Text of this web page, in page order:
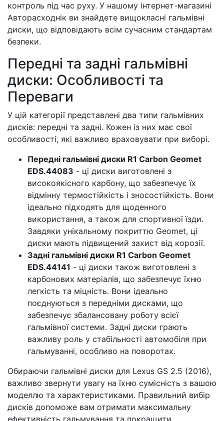
контроль під час руху. У нашому інтернет-магазині
Авторасходнік ви знайдете вищокласні гальмівні
диски, що відповідають всім сучасним стандартам
безпеки.
Передні та задні гальмівні
диски: Особливості та
Переваги
У цій категорії представлені два типи гальмівних
дисків: передні та задні. Кожен із них має свої
особливості, які важливо враховувати при виборі.
Передні гальмівні диски R1 Carbon Geomet
EDS.44083 - ці диски виготовлені з
високоякісного карбону, що забезпечує їх
відмінну термостійкість і зносостійкість. Вони
ідеально підходять для щоденного
використання, а також для спортивної їзди.
Завдяки унікальному покриттю Geomet, ці
диски мають підвищений захист від корозії.
Задні гальмівні диски R1 Carbon Geomet
EDS.44141 - ці диски також виготовлені з
карбонових матеріалів, що забезпечує їхню
легкість та міцність. Вони ідеально
поєднуються з передніми дисками, що
забезпечує збалансовану роботу всієї
гальмівної системи. Задні диски грають
важливу роль у стабільності автомобіля при
гальмуванні, особливо на поворотах.
Обираючи гальмівні диски для Lexus GS 2.5 (2016),
важливо звернути увагу на їхню сумісність з вашою
моделлю та характеристиками. Правильний вибір
дисків допоможе вам отримати максимальну
ефективність гальмування та покращити